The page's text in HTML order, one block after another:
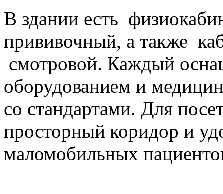
В здании есть
прививочный, а также
смотровой. Каждый
оборудованием и
со стандартами. Для
просторный коридор и
маломобильных